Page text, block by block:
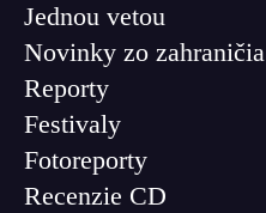
Jednou vetou
Novinky zo zahraničia
Reporty
Festivaly
Fotoreporty
Recenzie CD